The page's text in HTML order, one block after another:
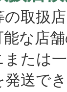
取扱
な店
は一
発送で